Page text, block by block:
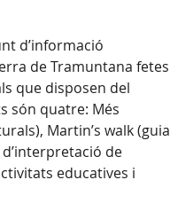
d’informació
de Tramuntana fetes
que disposen del
són quatre: Més
Martin’s walk (guia
de
educatives i